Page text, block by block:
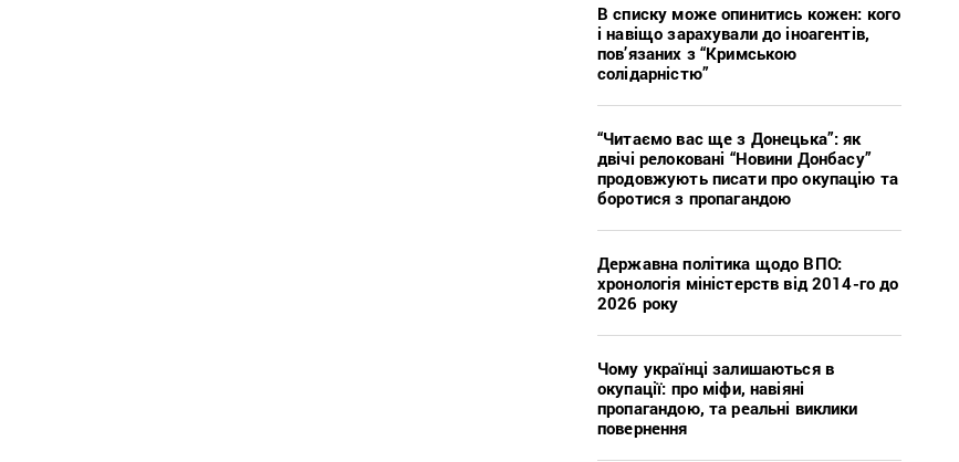
В списку може опинитись кожен: кого
і навіщо зарахували до іноагентів,
пов’язаних з “Кримською
солідарністю”
“Читаємо вас ще з Донецька”: як
двічі релоковані “Новини Донбасу”
продовжують писати про окупацію та
боротися з пропагандою
Державна політика щодо ВПО:
хронологія міністерств від 2014-го до
2026 року
Чому українці залишаються в
окупації: про міфи, навіяні
пропагандою, та реальні виклики
повернення